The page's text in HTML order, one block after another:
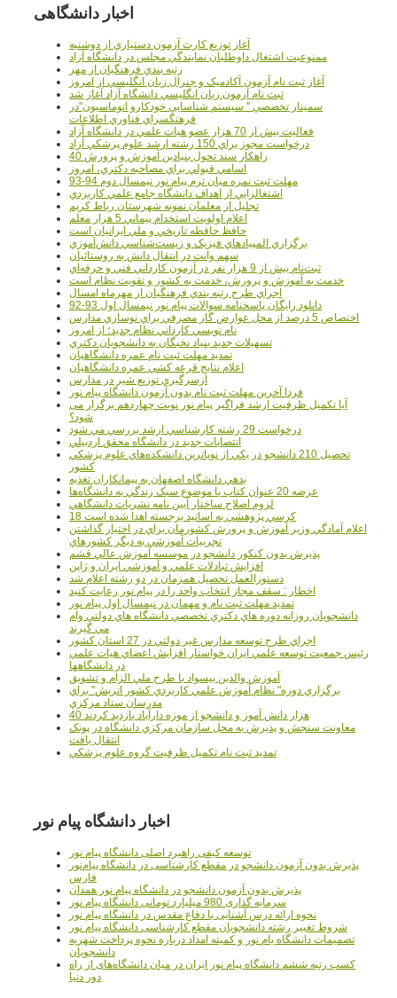
اخبار دانشگاهی
آغاز توزيع کارت آزمون دستياري از دوشنبه
ممنوعيت اشتغال داوطلبان نمايندگي مجلس در دانشگاه آزاد
رتبه بندي فرهنگيان از مهر
آغاز ثبت نام آزمون آکادميک و جنرال زبان انگليسي از امروز
ثبت نام آزمون زبان انگليسي دانشگاه آزاد آغاز شد
سمينار تخصصي " سيستم شناسايي خودکارو اتوماسيون"در
فرهنگسراي فناوري اطلاعات
فعاليت بيش از 70 هزار عضو هيات علمي در دانشگاه آزاد
درخواست مجوز براي 150 رشته ارشد علوم پزشکي آزاد
40 راهکار سند تحول بنيادين آموزش و پرورش
اسامي قبولي براي مصاحبه دکتري، امروز
مهلت ثبت نمره میان ترم پیام نور نیمسال دوم 94-93
اشتغالزايي از اهداف دانشگاه جامع علمي کاربردي
تجليل از معلمان نمونه شهرستان رباط کريم
اعلام اولويت استخدام پيماني 5 هزار معلم
حافظ حافظه تاريخي و ملي ايرانيان است
برگزاري المپيادهاي فيزيک و زيست‌شناسي دانش‌آموزي
سهم وانت در انتقال دانش به روستائيان
ثبت‌نام بيش از 9 هزار نفر در آزمون کارداني فني و حرفه‌اي
خدمت به آموزش و پرورش، خدمت به کشور و تقويت نظام است
اجراي طرح رتبه بندي فرهنگيان از مهرماه امسال
دانلود رایگان پاسخنامه سوالات پیام نور نیمسال اول 93-92
اختصاص 5 درصد از محل عوارض گاز مصرفي براي نوسازي مدارس
نام نويسي کارداني نظام جديد؛ از امروز
تسهيلات جديد بنياد نخبگان به دانشجويان دکتري
تمديد مهلت ثبت نام عمره دانشگاهيان
اعلام نتايج قرعه کشي عمره دانشگاهيان
ازسرگيري توزيع شير در مدارس
فردا آخرین مهلت ثبت نام بدون آزمون دانشگاه پیام نور
آیا تکمیل ظرفیت ارشد فراگیر پیام نور نوبت چهاردهم برگزار می
شود؟
درخواست 29 رشته کارشناسي ارشد بررسي مي شود
انتصابات جديد در دانشگاه محقق اردبيلي
تحصيل 210 دانشجو در يکي از نوپاترين دانشکده‌هاي علوم پزشکي
کشور
بدهي دانشگاه اصفهان به پيمانکاران تغذيه
عرضه 20 عنوان کتاب با موضوع سبک زندگي به دانشگاه‌ها
لزوم اصلاح ساختار آيين نامه نشريات دانشگاهي
18 کرسي پژوهشي به اساتيد برجسته اهدا شده است
اعلام آمادگي وزير آموزش و پرورش کشورمان براي در اختيار گذاشتن
تجربيات آموزشي به ديگر کشورهاي
پذيرش بدون کنکور دانشجو در موسسه آموزش عالي قشم
افزايش تبادلات علمي و آموزشي ايران و ژاپن
دستورالعمل تحصیل همزمان در دو رشته اعلام شد
اخطار : سقف مجاز انتخاب واحد را در پیام نور رعایت کنید
تمدید مهلت ثبت نام و مهمان در نیمسال اول پیام نور
دانشجويان روزانه دوره هاي دكتري تخصصي دانشگاه هاي دولتي وام
مي گيرند
اجراي طرح توسعه مدارس غير دولتي در 27 استان کشور
رئيس جمعيت توسعه علمي ايران خواستار افزايش اعضاي هيات علمي
در دانشگاهها
آموزش والدين بيسواد با طرح ملي الزام و تشويق
برگزاري دوره" نظام آموزش علمي كاربردي كشور اتريش" براي
مدرسان ستاد مرکزي
40 هزار دانش آموز و دانشجو از موزه دارآباد بازديد کردند
معاونت سنجش و پذيرش به محل سازمان مرکزي دانشگاه در پونک
انتقال يافت
تمديد ثبت نام تکميل ظرفيت گروه علوم پزشکي
اخبار دانشگاه پیام نور
توسعه کیفی راهبرد اصلی دانشگاه پیام نور
پذیرش بدون آزمون دانشجو در مقطع کارشناسی در دانشگاه پیام‌نور
فارس
پذیرش بدون آزمون دانشجو در دانشگاه پیام نور همدان
سرمایه گذاری 980 میلیارد تومانی دانشگاه پیام نور
نحوه ارائه درس آشنایی با دفاع مقدس در دانشگاه پیام نور
شروط تغییر رشته دانشجویان مقطع کارشناسی دانشگاه پیام نور
تصمیمات دانشگاه یام نور و کمیته امداد درباره نحوه پرداخت شهریه
دانشجویان
کسب رتبه ششم دانشگاه پیام نور ایران در میان دانشگاه‌های از راه
دور دنیا